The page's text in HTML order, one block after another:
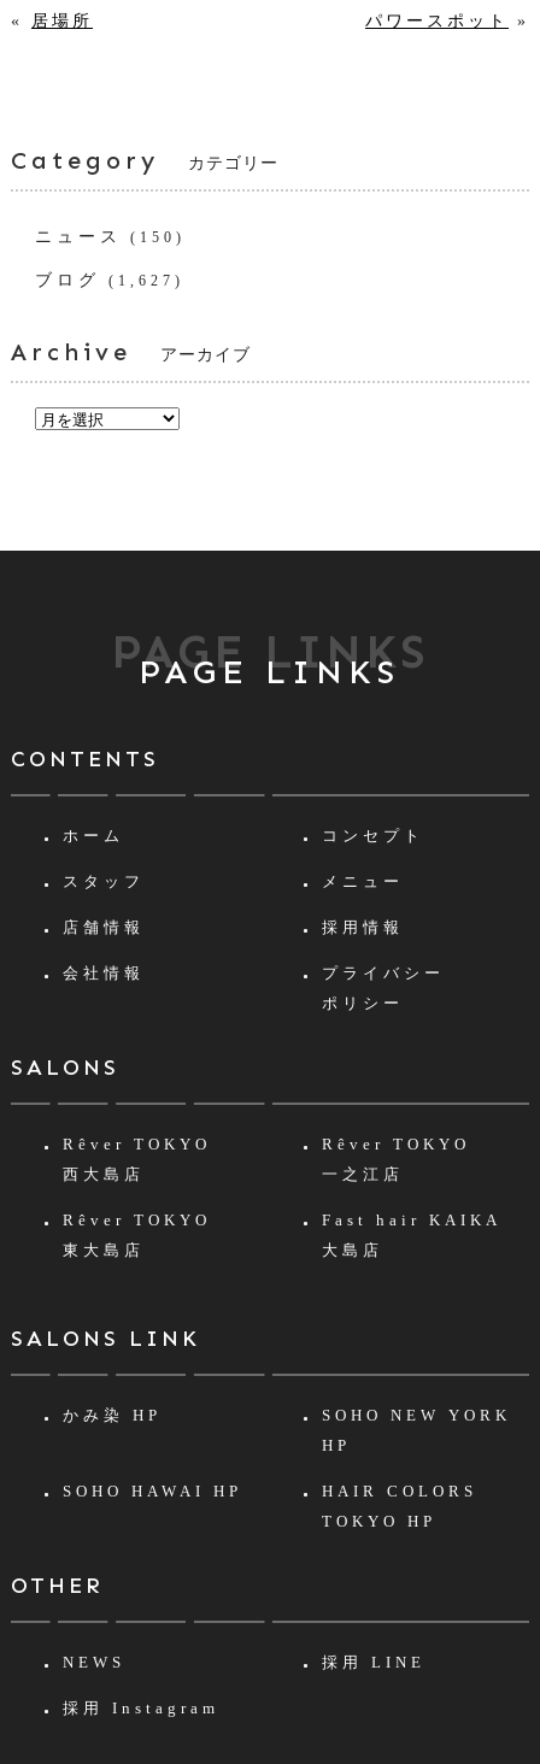
« 居場所 パワースポット »
Category カテゴリー
ニュース (150)
ブログ (1,627)
Archive アーカイブ
PAGE LINKS
PAGE LINKS
CONTENTS
ホーム コンセプト
スタッフ メニュー
店舗情報 採用情報
会社情報
プライバシー
ポリシー
SALONS
Rêver TOKYO
西大島店
Rêver TOKYO
一之江店
Rêver TOKYO
東大島店
Fast hair KAIKA
大島店
SALONS LINK
かみ染 HP
SOHO NEW YORK
HP
SOHO HAWAI HP
HAIR COLORS
TOKYO HP
OTHER
NEWS 採用 LINE
採用 Instagram